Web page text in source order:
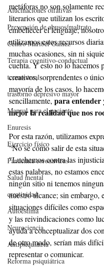
Alucinaciones olfativas
Prevención de abusos/maltrato
Centro Maribel Gámez
Terapia cognitivo-conductual
tccmontreal
trastorno depresivo mayor
Manual para el paciente
Enuresis
Ejercicio físico
Pandemia coronavirus
Salud mental
creatividad
Autoestima
Neurociencia
Antipsiquiatría
Reforma psiquiátrica
metáforas no son solamente
literarios que utilizan los
embellecer el lenguaje;
utilizamos estos recursos
muchas ocasiones, sin ni
cuenta. Y esto no lo hacemos
creativos, sorprendentes o
mayoría de los casos, lo
sencillamente, para
mejor la realidad que nos
Por esta razón, utilizamos
"No sé cómo salir de esta
"Luchemos contra las
estas palabras, no estamos
ningún sitio ni tenemos
nuestro alcance; sin embargo,
situaciones difíciles como
y las reivindicaciones como
ayuda a conceptualizar dos
de otro modo, serían más
representar o comunicar.